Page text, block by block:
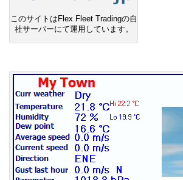
このサイトはFlex Fleet Tradingの自
社サーバーにて運用しています。